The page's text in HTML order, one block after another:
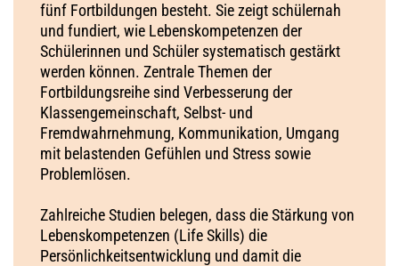
fünf Fortbildungen besteht. Sie zeigt schülernah
und fundiert, wie Lebenskompetenzen der
Schülerinnen und Schüler systematisch gestärkt
werden können. Zentrale Themen der
Fortbildungsreihe sind Verbesserung der
Klassengemeinschaft, Selbst- und
Fremdwahrnehmung, Kommunikation, Umgang
mit belastenden Gefühlen und Stress sowie
Problemlösen.
Zahlreiche Studien belegen, dass die Stärkung von
Lebenskompetenzen (Life Skills) die
Persönlichkeitsentwicklung​​ und damit die